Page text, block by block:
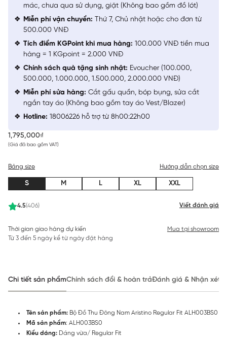
1,795,000₫
(Giá đã bao gồm VAT)
4.5(406) Viết đánh giá
Bảng size Hướng dẫn chọn size
S M L XL XXL
Thời gian giao hàng dự kiến
Từ 3 đến 5 ngày kể từ ngày đặt hàng
Mua tại showroom
mác, chưa qua sử dụng, giặt (Không bao gồm đồ lót)
Miễn phí vận chuyển: Thứ 7, Chủ nhật hoặc cho đơn từ
500.000 VNĐ
Tích điểm KGPoint khi mua hàng: 100.000 VNĐ tiền mua
hàng = 1 KGpoint = 2.000 VNĐ
Chính sách quà tặng sinh nhật: Evoucher (100.000,
500.000, 1.000.000, 1.500.000, 2.000.000 VNĐ)
Miễn phí sửa hàng: Cắt gấu quần, bóp bụng, sửa cắt
ngắn tay áo (Không bao gồm tay áo Vest/Blazer)
Hotline: 18006226 hỗ trợ từ 8h00:22h00
Chi tiết sản phẩmChính sách đổi & hoàn trảĐánh giá & Nhận xét
Tên sản phẩm: Bộ Đồ Thu Đông Nam Aristino Regular Fit ALH003BS0
Mã sản phẩm: ALH003BS0
Kiểu dáng: Dáng vừa/ Regular Fit